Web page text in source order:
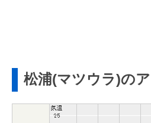
松浦(マツウラ)の